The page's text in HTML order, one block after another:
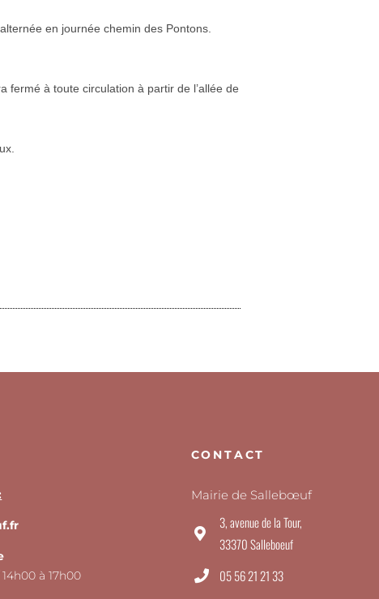
en journée chemin des Pontons.
fermé à toute circulation à partir de l’allée de
à 17h00
CONTACT
Mairie de Sallebœuf
3, avenue de la Tour,
33370 Salleboeuf
05 56 21 21 33